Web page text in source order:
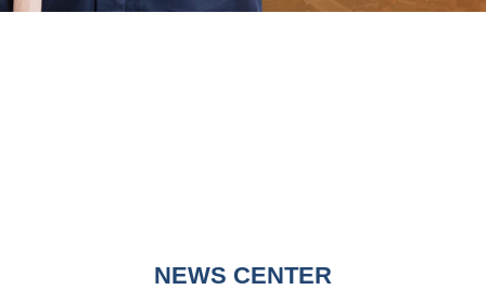
NEWS CENTER